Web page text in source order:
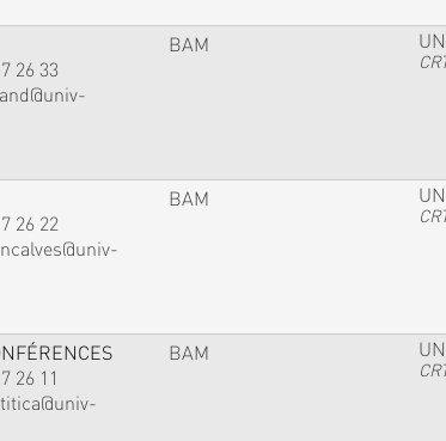
26 33
BAM
26 22
BAM
26 11
BAM